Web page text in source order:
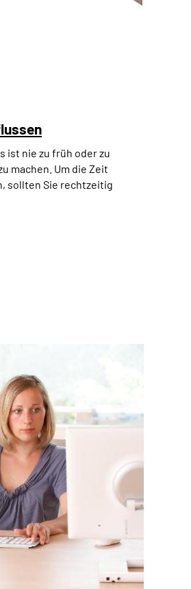
ist nie zu früh oder zu
machen. Um die Zeit
sollten Sie rechtzeitig